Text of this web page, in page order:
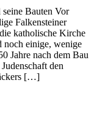
Bauten Vor
Falkensteiner
katholische Kirche
noch einige, wenige
Jahre nach dem Bau
den
[…]